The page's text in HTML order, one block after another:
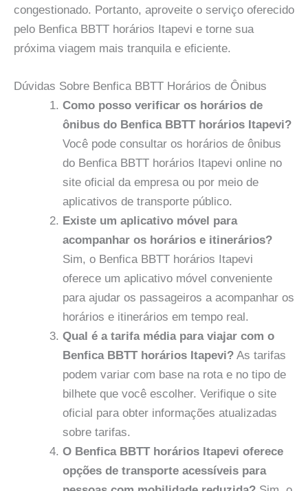
congestionado. Portanto, aproveite o serviço oferecido
pelo Benfica BBTT horários Itapevi e torne sua
próxima viagem mais tranquila e eficiente.
Dúvidas Sobre Benfica BBTT Horários de Ônibus
Como posso verificar os horários de
ônibus do Benfica BBTT horários Itapevi?
Você pode consultar os horários de ônibus
do Benfica BBTT horários Itapevi online no
site oficial da empresa ou por meio de
aplicativos de transporte público.
Existe um aplicativo móvel para
acompanhar os horários e itinerários?
Sim, o Benfica BBTT horários Itapevi
oferece um aplicativo móvel conveniente
para ajudar os passageiros a acompanhar os
horários e itinerários em tempo real.
Qual é a tarifa média para viajar com o
Benfica BBTT horários Itapevi? As tarifas
podem variar com base na rota e no tipo de
bilhete que você escolher. Verifique o site
oficial para obter informações atualizadas
sobre tarifas.
O Benfica BBTT horários Itapevi oferece
opções de transporte acessíveis para